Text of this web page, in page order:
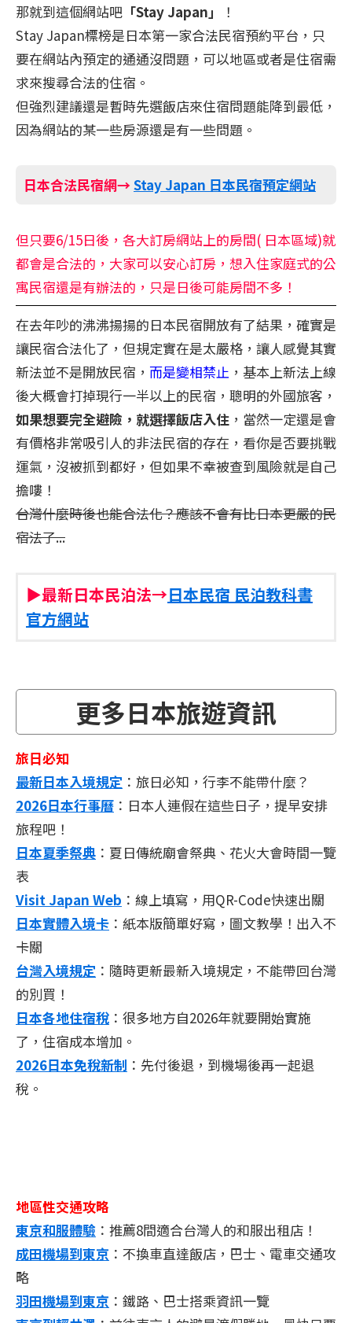
那就到這個網站吧 「Stay Japan」
！
Stay Japan標榜是日本第一家合法民宿預約平台，只
要在網站內預定的通通沒問題，可以地區或者是住宿需
求來搜尋合法的住宿。
但強烈建議還是暫時先選飯店來住宿問題能降到最低，
因為網站的某一些房源還是有一些問題。
日本合法民宿網→ Stay Japan 日本民宿預定網站
但只要6/15日後，各大訂房網站上的房間( 日本區域)就
都會是合法的，大家可以安心訂房，想入住家庭式的公
寓民宿還是有辦法的，只是日後可能房間不多！
在去年吵的沸沸揚揚的日本民宿開放有了結果，確實是
讓民宿合法化了，但規定實在是太嚴格，讓人感覺其實
新法並不是開放民宿， 而是變相禁止 ，基本上新法上線
後大概會打掉現行一半以上的民宿，聰明的外國旅客，
如果想要完全避險，就選擇飯店入住 ，當然一定還是會
有價格非常吸引人的非法民宿的存在，看你是否要挑戰
運氣，沒被抓到都好，但如果不幸被查到風險就是自己
擔嘍！
台灣什麼時後也能合法化？應該不會有比日本更嚴的民
宿法了...
▶最新日本民泊法→日本民宿 民泊教科書
官方網站
更多日本旅遊資訊
旅日必知
最新日本入境規定 ：旅日必知，行李不能帶什麼？
2026日本行事曆 ：日本人連假在這些日子，提早安排
旅程吧！
日本夏季祭典 ：夏日傳統廟會祭典、花火大會時間一覽
表
Visit Japan Web ：線上填寫，用QR-Code快速出關
日本實體入境卡 ：紙本版簡單好寫，圖文教學！出入不
卡關
台灣入境規定 ：隨時更新最新入境規定，不能帶回台灣
的別買！
日本各地住宿稅 ：很多地方自2026年就要開始實施
了，住宿成本增加。
2026日本免稅新制 ：先付後退，到機場後再一起退
稅。
地區性交通攻略
東京和服體驗 ：推薦8間適合台灣人的和服出租店！
成田機場到東京 ：不換車直達飯店，巴士、電車交通攻
略
羽田機場到東京 ：鐵路、巴士搭乘資訊一覽